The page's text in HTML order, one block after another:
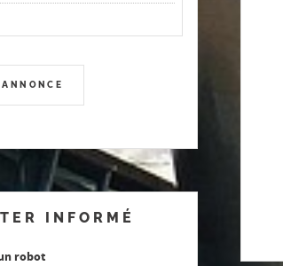
ANNONCE
INFORMÉ
robot